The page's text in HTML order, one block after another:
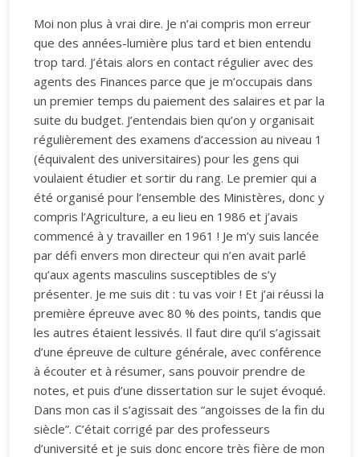
Moi non plus à vrai dire. Je n’ai compris mon erreur
que des années-lumière plus tard et bien entendu
trop tard. J’étais alors en contact régulier avec des
agents des Finances parce que je m’occupais dans
un premier temps du paiement des salaires et par la
suite du budget. J’entendais bien qu’on y organisait
régulièrement des examens d’accession au niveau 1
(équivalent des universitaires) pour les gens qui
voulaient étudier et sortir du rang. Le premier qui a
été organisé pour l’ensemble des Ministères, donc y
compris l’Agriculture, a eu lieu en 1986 et j’avais
commencé à y travailler en 1961 ! Je m’y suis lancée
par défi envers mon directeur qui n’en avait parlé
qu’aux agents masculins susceptibles de s’y
présenter. Je me suis dit : tu vas voir ! Et j’ai réussi la
première épreuve avec 80 % des points, tandis que
les autres étaient lessivés. Il faut dire qu’il s’agissait
d’une épreuve de culture générale, avec conférence
à écouter et à résumer, sans pouvoir prendre de
notes, et puis d’une dissertation sur le sujet évoqué.
Dans mon cas il s’agissait des “angoisses de la fin du
siècle”. C’était corrigé par des professeurs
d’université et je suis donc encore très fière de mon